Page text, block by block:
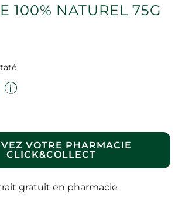
100% NATUREL 75G
VOTRE PHARMACIE
CLICK&COLLECT
gratuit en pharmacie